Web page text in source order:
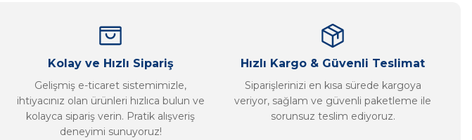
Kolay ve Hızlı Sipariş
Gelişmiş e-ticaret sistemimizle,
ihtiyacınız olan ürünleri hızlıca bulun ve
kolayca sipariş verin. Pratik alışveriş
deneyimi sunuyoruz!
Hızlı Kargo & Güvenli Teslimat
Siparişlerinizi en kısa sürede kargoya
veriyor, sağlam ve güvenli paketleme ile
sorunsuz teslim ediyoruz.